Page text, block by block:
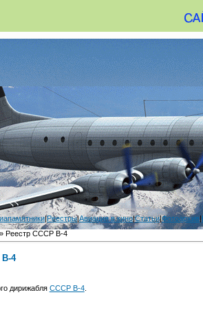
|Реестры|Авиация в кино|Статьи|Фотоархив|
Реестр СССР В-4
4
дирижабля СССР В-4.